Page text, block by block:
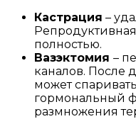
Кастрация –
полностью.
Вазэктомия –
каналов. После
может
гормональный
размножения